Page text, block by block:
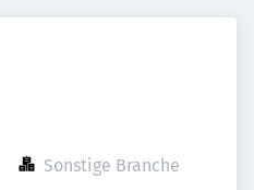
Sonstige Branche